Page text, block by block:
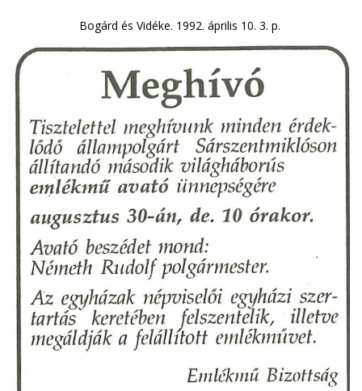
Bogárd és Vidéke. 1992. április 10. 3. p.